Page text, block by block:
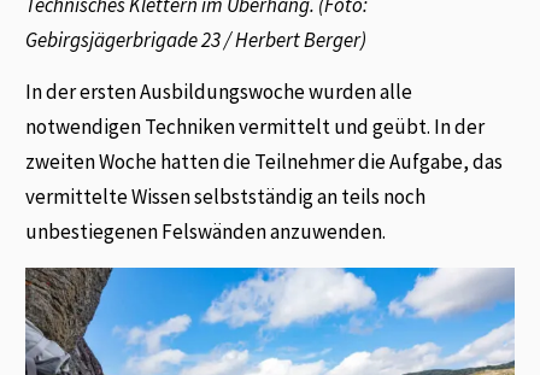
Gebirgsjägerbrigade 23 / Herbert Berger)
In der ersten Ausbildungswoche wurden alle
notwendigen Techniken vermittelt und geübt. In der
zweiten Woche hatten die Teilnehmer die Aufgabe, das
vermittelte Wissen selbstständig an teils noch
unbestiegenen Felswänden anzuwenden.